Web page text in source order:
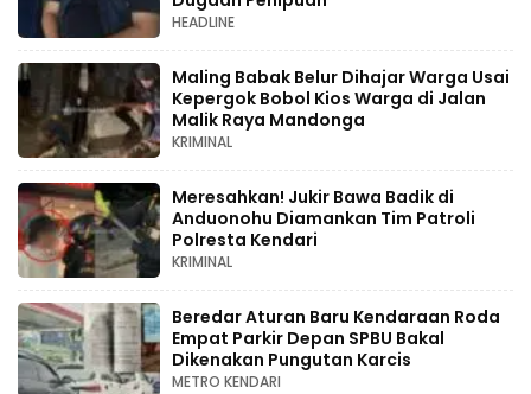
HEADLINE
Maling Babak Belur Dihajar Warga Usai
Kepergok Bobol Kios Warga di Jalan
Malik Raya Mandonga
KRIMINAL
Meresahkan! Jukir Bawa Badik di
Anduonohu Diamankan Tim Patroli
Polresta Kendari
KRIMINAL
Beredar Aturan Baru Kendaraan Roda
Empat Parkir Depan SPBU Bakal
Dikenakan Pungutan Karcis
METRO KENDARI